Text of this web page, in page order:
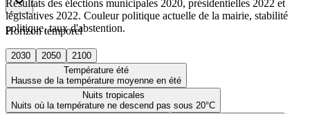
Horizon temporel
2030 2050
2100
Température été
Hausse de la température moyenne en été
Nuits tropicales
Nuits où la température ne descend pas sous 20°C
Résultats des élections municipales 2020, présidentielles 2022 et
législatives 2022. Couleur politique actuelle de la mairie, stabilité
politique, taux d'abstention.